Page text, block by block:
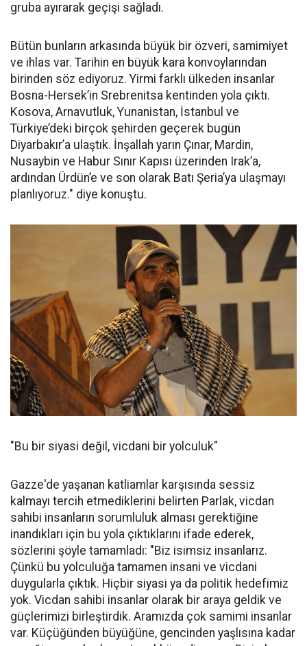
gruba ayırarak geçişi sağladı.
Bütün bunların arkasında büyük bir özveri, samimiyet
ve ihlas var. Tarihin en büyük kara konvoylarından
birinden söz ediyoruz. Yirmi farklı ülkeden insanlar
Bosna-Hersek’in Srebrenitsa kentinden yola çıktı.
Kosova, Arnavutluk, Yunanistan, İstanbul ve
Türkiye’deki birçok şehirden geçerek bugün
Diyarbakır’a ulaştık. İnşallah yarın Çınar, Mardin,
Nusaybin ve Habur Sınır Kapısı üzerinden Irak’a,
ardından Ürdün’e ve son olarak Batı Şeria’ya ulaşmayı
planlıyoruz." diye konuştu.
"Bu bir siyasi değil, vicdani bir yolculuk"
Gazze'de yaşanan katliamlar karşısında sessiz
kalmayı tercih etmediklerini belirten Parlak, vicdan
sahibi insanların sorumluluk alması gerektiğine
inandıkları için bu yola çıktıklarını ifade ederek,
sözlerini şöyle tamamladı: "Biz isimsiz insanlarız.
Çünkü bu yolculuğa tamamen insani ve vicdani
duygularla çıktık. Hiçbir siyasi ya da politik hedefimiz
yok. Vicdan sahibi insanlar olarak bir araya geldik ve
güçlerimizi birleştirdik. Aramızda çok samimi insanlar
var. Küçüğünden büyüğüne, gencinden yaşlısına kadar